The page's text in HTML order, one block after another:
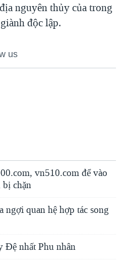
nguyên thủy của trong
độc lập.
us
vn510.com để vào
bị chặn
quan hệ hợp tác song
Đệ nhất Phu nhân